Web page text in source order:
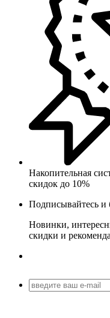
Накопительная
скидок до 10%
Подписывайтесь и
Новинки,
скидки и